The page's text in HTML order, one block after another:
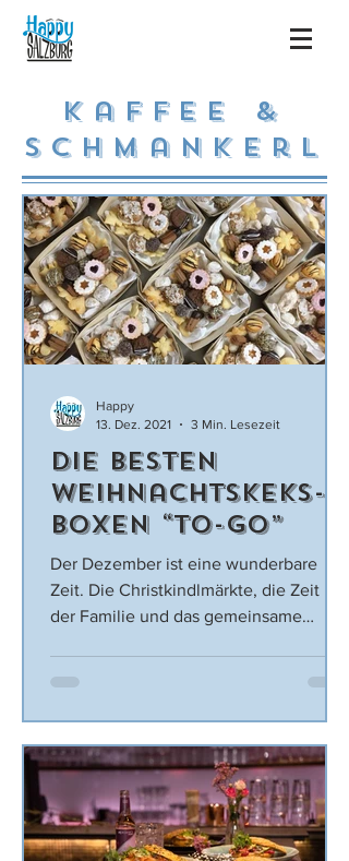
KaffeE &
Schmankerl
Die besten
Weihnachtskeks-
Boxen “to-go”
Der Dezember ist eine wunderbare
Zeit. Die Christkindlmärkte, die Zeit mit
der Familie und das gemeinsame
Happy
13. Dez. 2021
3 Min. Lesezeit